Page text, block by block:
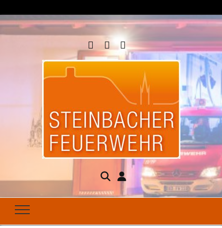
Steinbacher
Feuerwehr
Seit 1877 für Ihren Brandschutz da